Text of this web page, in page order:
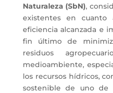
Naturaleza (SbN),
existentes en cuanto
eficiencia alcanzada e
fin último de
residuos
medioambiente,
los recursos hídricos,
sostenible de uno de